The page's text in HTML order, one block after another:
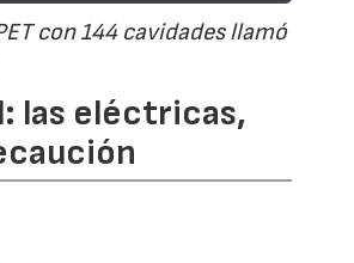
con 144 cavidades llamó
las eléctricas,